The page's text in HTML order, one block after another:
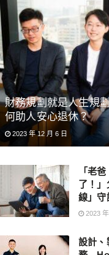
財務規劃就是人生規
何助人安心退休？
2023 年 12 月 6 日
「老
了！」
線」守
2023 年
設計、